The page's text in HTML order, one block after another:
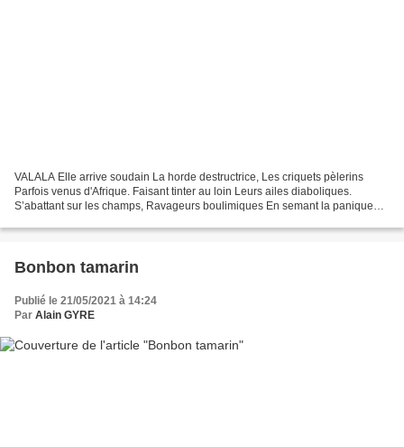
VALALA Elle arrive soudain La horde destructrice, Les criquets pèlerins
Parfois venus d'Afrique. Faisant tinter au loin Leurs ailes diaboliques.
S’abattant sur les champs, Ravageurs boulimiques En semant la panique
Bonbon tamarin
Publié le 21/05/2021 à 14:24
Par Alain GYRE